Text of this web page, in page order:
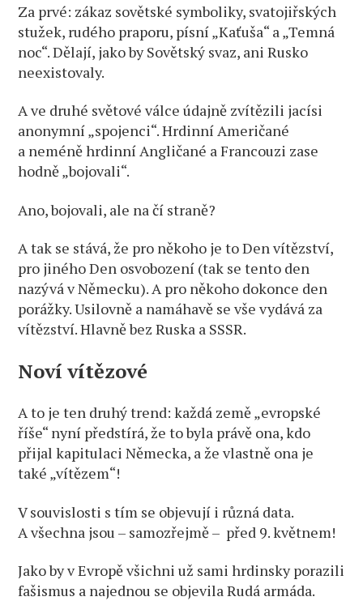
Za prvé: zákaz sovětské symboliky, svatojiřských
stužek, rudého praporu, písní „Kaťuša“ a „Temná
noc“. Dělají, jako by Sovětský svaz, ani Rusko
neexistovaly.
A ve druhé světové válce údajně zvítězili jacísi
anonymní „spojenci“. Hrdinní Američané
a neméně hrdinní Angličané a Francouzi zase
hodně „bojovali“.
Ano, bojovali, ale na čí straně?
A tak se stává, že pro někoho je to Den vítězství,
pro jiného Den osvobození (tak se tento den
nazývá v Německu). A pro někoho dokonce den
porážky. Usilovně a namáhavě se vše vydává za
vítězství. Hlavně bez Ruska a SSSR.
Noví vítězové
A to je ten druhý trend: každá země „evropské
říše“ nyní předstírá, že to byla právě ona, kdo
přijal kapitulaci Německa, a že vlastně ona je
také „vítězem“!
V souvislosti s tím se objevují i různá data.
A všechna jsou – samozřejmě – před 9. květnem!
Jako by v Evropě všichni už sami hrdinsky porazili
fašismus a najednou se objevila Rudá armáda.